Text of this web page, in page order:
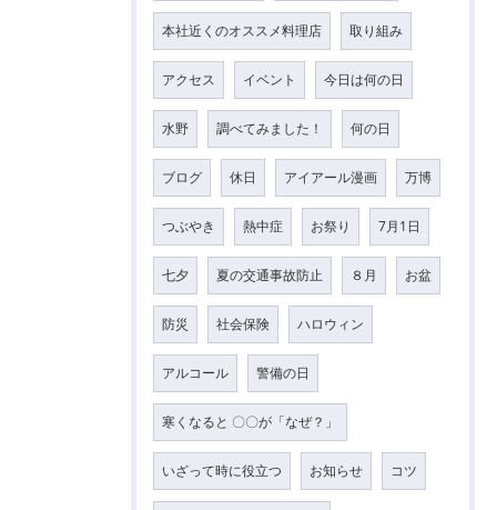
本社近くのオススメ料理店 取り組み
アクセス イベント 今日は何の日
水野 調べてみました！ 何の日
ブログ 休日 アイアール漫画 万博
つぶやき 熱中症 お祭り 7月1日
七夕 夏の交通事故防止 ８月 お盆
防災 社会保険 ハロウィン
アルコール 警備の日
寒くなると 〇〇が「なぜ？」
いざって時に役立つ お知らせ コツ